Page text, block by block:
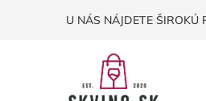
U NÁS NÁJDETE ŠIROKÚ